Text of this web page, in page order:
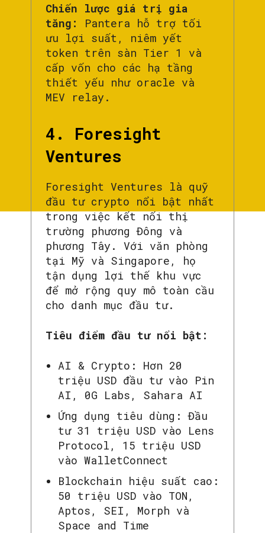
Chiến lược giá trị gia
tăng:
Pantera hỗ trợ tối
ưu lợi suất, niêm yết
token trên sàn Tier 1 và
cấp vốn cho các hạ tầng
thiết yếu như oracle và
MEV relay.
4. Foresight
Ventures
Foresight Ventures là quỹ
đầu tư crypto nổi bật nhất
trong việc kết nối thị
trường phương Đông và
phương Tây. Với văn phòng
tại Mỹ và Singapore, họ
tận dụng lợi thế khu vực
để mở rộng quy mô toàn cầu
cho danh mục đầu tư.
Tiêu điểm đầu tư nổi bật:
AI & Crypto: Hơn 20
triệu USD đầu tư vào Pin
AI, 0G Labs, Sahara AI
Ứng dụng tiêu dùng: Đầu
tư 31 triệu USD vào Lens
Protocol, 15 triệu USD
vào WalletConnect
Blockchain hiệu suất cao:
50 triệu USD vào TON,
Aptos, SEI, Morph và
Space and Time